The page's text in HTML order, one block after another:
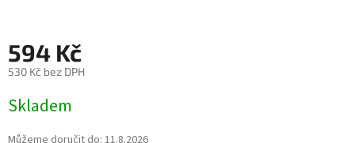
594 Kč
530 Kč bez DPH
cena:
Skladem